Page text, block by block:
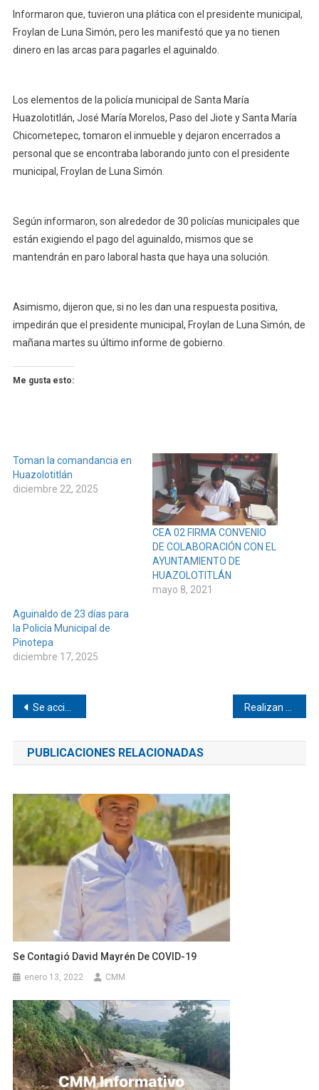
Informaron que, tuvieron una plática con el presidente municipal,
Froylan de Luna Simón, pero les manifestó que ya no tienen
dinero en las arcas para pagarles el aguinaldo.
Los elementos de la policía municipal de Santa María
Huazolotitlán, José María Morelos, Paso del Jiote y Santa María
Chicometepec, tomaron el inmueble y dejaron encerrados a
personal que se encontraba laborando junto con el presidente
municipal, Froylan de Luna Simón.
Según informaron, son alrededor de 30 policías municipales que
están exigiendo el pago del aguinaldo, mismos que se
mantendrán en paro laboral hasta que haya una solución.
Asimismo, dijeron que, si no les dan una respuesta positiva,
impedirán que el presidente municipal, Froylan de Luna Simón, de
mañana martes su último informe de gobierno.
Me gusta esto:
Toman la comandancia en
Huazolotitlán
diciembre 22, 2025
CEA 02 FIRMA CONVENIO
DE COLABORACIÓN CON EL
AYUNTAMIENTO DE
HUAZOLOTITLÁN
mayo 8, 2021
Aguinaldo de 23 días para
la Policía Municipal de
Pinotepa
diciembre 17, 2025
Navegación
de
entradas
Se accidenta motociclista en Pinotepa
PUBLICACIONES RELACIONADAS
Se Contagió David Mayrén De COVID-19
enero 13, 2022 CMM